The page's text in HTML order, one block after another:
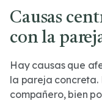
Causas
con la
Hay causas que
la pareja concreta.
compañero, bien